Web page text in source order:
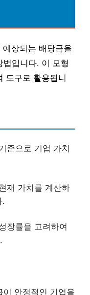
상되는 배당금을
법입니다. 이 모형
도구로 활용됩니
준으로 기업 가치
재 가치를 계산하
.
장률을 고려하여
이 안정적인 기업을